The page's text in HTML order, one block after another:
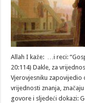
Allah I kaže: …i reci:
20:114) Dakle, za
Vjerovjesniku zapovijedio
vrijednosti znanja,
govore i sljedeći dokazi: